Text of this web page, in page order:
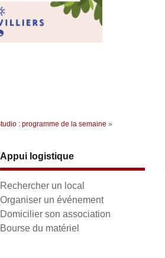
: programme de la semaine »
Appui logistique
Rechercher un local
Organiser un événement
Domicilier son association
Bourse du matériel